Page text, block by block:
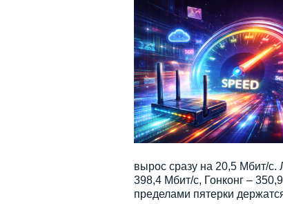
вырос сразу на 20,5 Мбит/
398,4 Мбит/с, Гонконг –
пределами пятерки